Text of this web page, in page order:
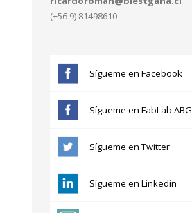
(+56 9) 81498610
Sígueme en Facebook
Sígueme en FabLab ABG
Sígueme en Twitter
Sígueme en Linkedin